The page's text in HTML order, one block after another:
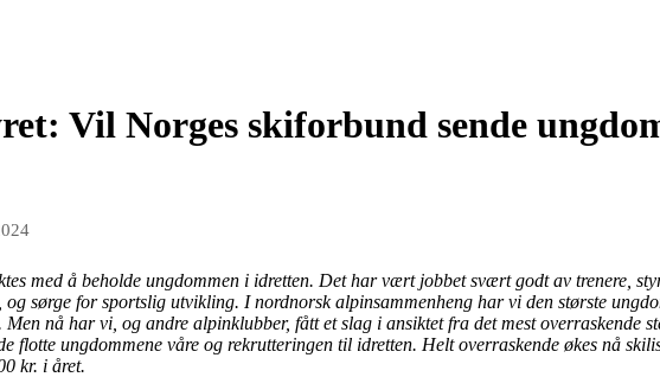
Vil Norges skiforbund sende
med å beholde ungdommen i idretten. Det har vært jobbet svært godt av trenere,
og sørge for sportslig utvikling. I nordnorsk alpinsammenheng har vi den største
nå har vi, og andre alpinklubber, fått et slag i ansiktet fra det mest overraskende
flotte ungdommene våre og rekrutteringen til idretten. Helt overraskende økes nå
kr. i året.